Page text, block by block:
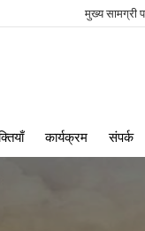
मुख्य सामग्री
कार्यक्रम संपर्क